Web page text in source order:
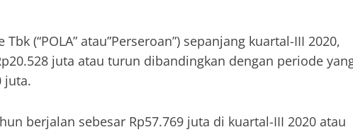
(“POLA” atau”Perseroan”) sepanjang kuartal-III 2020,
juta atau turun dibandingkan dengan periode
juta.
berjalan sebesar Rp57.769 juta di kuartal-III 2020 atau